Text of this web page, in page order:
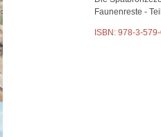
Faunenreste -
ISBN: 978-3-